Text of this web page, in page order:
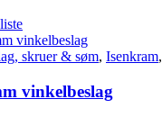
skruer & søm, Isenkram,
vinkelbeslag